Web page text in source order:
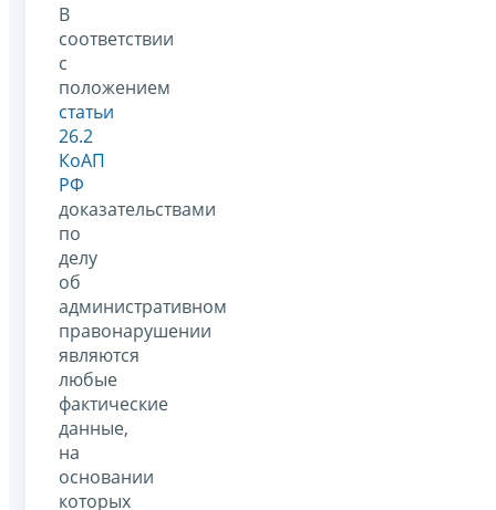
В
соответствии
с
положением
статьи
26.2
КоАП
РФ
доказательствами
по
делу
об
административном
правонарушении
являются
любые
фактические
данные,
на
основании
которых